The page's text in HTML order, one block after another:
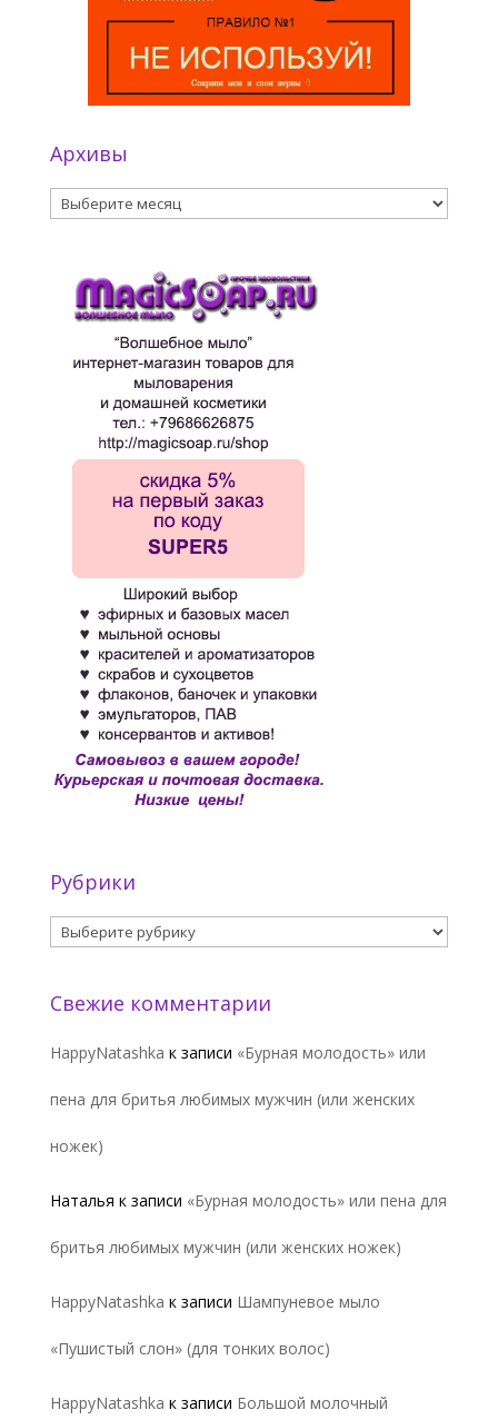
Архивы
Архивы
Рубрики
Рубрики
Свежие комментарии
HappyNatashka к записи «Бурная молодость» или
пена для бритья любимых мужчин (или женских
ножек)
Наталья к записи «Бурная молодость» или пена для
бритья любимых мужчин (или женских ножек)
HappyNatashka к записи Шампуневое мыло
«Пушистый слон» (для тонких волос)
HappyNatashka к записи Большой молочный